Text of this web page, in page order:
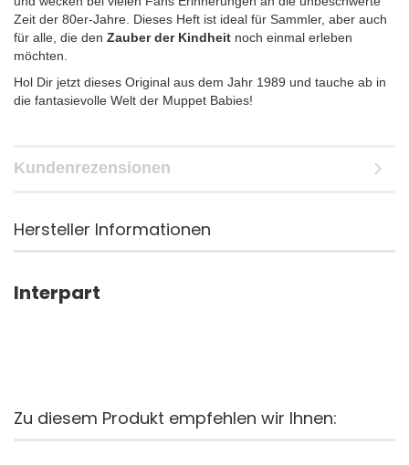
Zeit der 80er-Jahre. Dieses Heft ist ideal für Sammler, aber auch
für alle, die den Zauber der Kindheit noch einmal erleben
möchten.
Hol Dir jetzt dieses Original aus dem Jahr 1989 und tauche ab in
die fantasievolle Welt der Muppet Babies!
Kundenrezensionen
Hersteller Informationen
Interpart
Zu diesem Produkt empfehlen wir Ihnen: